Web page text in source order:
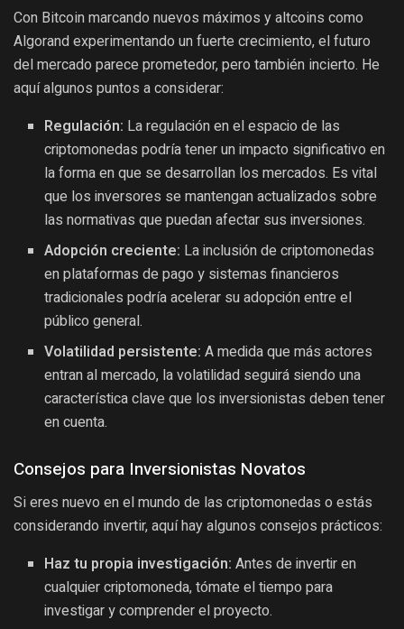
Con Bitcoin marcando nuevos máximos y altcoins como
Algorand experimentando un fuerte crecimiento, el futuro
del mercado parece prometedor, pero también incierto. He
aquí algunos puntos a considerar:
Regulación: La regulación en el espacio de las
criptomonedas podría tener un impacto significativo en
la forma en que se desarrollan los mercados. Es vital
que los inversores se mantengan actualizados sobre
las normativas que puedan afectar sus inversiones.
Adopción creciente: La inclusión de criptomonedas
en plataformas de pago y sistemas financieros
tradicionales podría acelerar su adopción entre el
público general.
Volatilidad persistente: A medida que más actores
entran al mercado, la volatilidad seguirá siendo una
característica clave que los inversionistas deben tener
en cuenta.
Consejos para Inversionistas Novatos
Si eres nuevo en el mundo de las criptomonedas o estás
considerando invertir, aquí hay algunos consejos prácticos:
Haz tu propia investigación: Antes de invertir en
cualquier criptomoneda, tómate el tiempo para
investigar y comprender el proyecto.